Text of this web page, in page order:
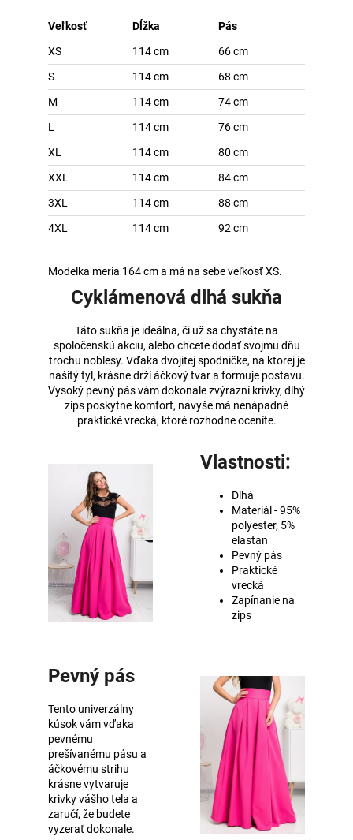
Veľkosť Dĺžka
Pás
XS
114 cm
66 cm
S
114 cm
68 cm
M
114 cm
74 cm
L
114 cm
76 cm
XL
114 cm
80 cm
XXL
114 cm
84 cm
3XL
114 cm
88 cm
4XL
114 cm 92 cm
Modelka meria 164 cm a má na sebe veľkosť XS.
Cyklámenová dlhá sukňa
Táto sukňa je ideálna, či už sa chystáte na
spoločenskú akciu, alebo chcete dodať svojmu dňu
trochu noblesy. Vďaka dvojitej spodničke, na ktorej je
našitý tyl, krásne drží áčkový tvar a formuje postavu.
Vysoký pevný pás vám dokonale zvýrazní krivky, dlhý
zips poskytne komfort, navyše má nenápadné
praktické vrecká, ktoré rozhodne oceníte.
Vlastnosti:
Dlhá
Materiál - 95%
polyester, 5%
elastan
Pevný pás
Praktické
vrecká
Zapínanie na
zips
Pevný pás
Tento univerzálny
kúsok vám vďaka
pevnému
prešívanému pásu a
áčkovému strihu
krásne vytvaruje
krivky vášho tela a
zaručí, že budete
vyzerať dokonale.